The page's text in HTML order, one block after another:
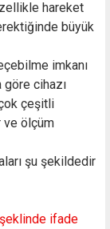
hareket
büyük
imkanı
göre cihazı
çeşitli
ve ölçüm
şu şekildedir
ifade